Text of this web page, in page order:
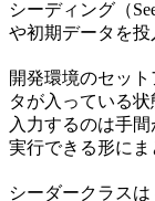
シーディング（
や初期データを投
開発環境のセッ
タが入っている
入力するのは手
実行できる形にま
シーダークラスは